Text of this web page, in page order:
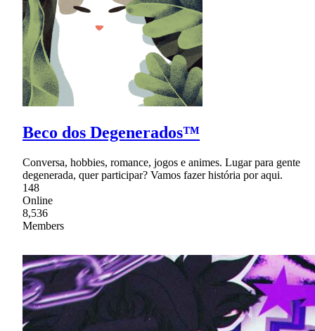
Beco dos Degenerados™
Conversa, hobbies, romance, jogos e animes. Lugar para gente
degenerada, quer participar? Vamos fazer história por aqui.
148
Online
8,536
Members